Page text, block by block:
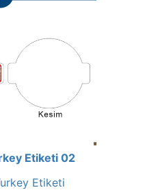
Etiketi 02
Etiketi